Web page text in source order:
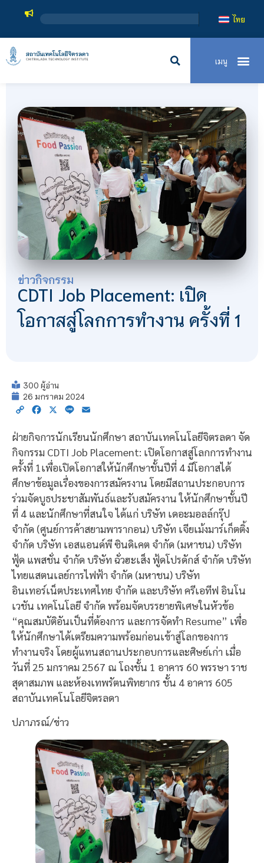
สถาบันเทค
ไทย
ข่าวกิจกรรม
CDTI Job Placement: เปิด
โอกาสสู่โลกการทำงาน ครั้งที่ 1
300 ผู้อ่าน
26 มกราคม 2024
Copy Facebook
X Line
ฝ่ายกิจการนักเรียนนักศึกษา สถาบันเทคโนโลยีจิตรลดา จัด
กิจกรรม CDTI Job Placement: เปิดโอกาสสู่โลกการทำงาน
ครั้งที่ 1เพื่อเปิดโอกาสให้นักศึกษาชั้นปีที่ 4 มีโอกาสได้
ศึกษาข้อมูลเรื่องของการสมัครงาน โดยมีสถานประกอบการ
ร่วมจัดบูธประชาสัมพันธ์และรับสมัครงาน ให้นักศึกษาชั้นปี
ที่ 4 และนักศึกษาที่สนใจ ได้แก่ บริษัท เดอะมอลล์กรุ๊ป
จำกัด (ศูนย์การค้าสยามพารากอน) บริษัท เจียเม้งมาร์เก็ตติ้ง
จำกัด บริษัท เอสแอนด์พี ซินดิเคต จำกัด (มหาชน) บริษัท
ฟู้ด แพสชั่น จำกัด บริษัท ฉั่วฮะเส็ง ฟู้ดโปรดักส์ จำกัด บริษัท
ไทยแสตนเลย์การไฟฟ้า จำกัด (มหาชน) บริษัท
อินเทอร์เน็ตประเทศไทย จำกัด และบริษัท ครีเอทีฟ อินโน
เวชัน เทคโนโลยี จำกัด พร้อมจัดบรรยายพิเศษในหัวข้อ
“คุณสมบัติอันเป็นที่ต้องการ และการจัดทำ Resume” เพื่อ
ให้นักศึกษาได้เตรียมความพร้อมก่อนเข้าสู่โลกของการ
ทำงานจริง โดยผู้แทนสถานประกอบการและศิษย์เก่า เมื่อ
วันที่ 25 มกราคม 2567 ณ โถงชั้น 1 อาคาร 60 พรรษา ราช
สุดาสมภพ และห้องเทพรัตนพิทยากร ชั้น 4 อาคาร 605
สถาบันเทคโนโลยีจิตรลดา
ปภาภรณ์/ข่าว